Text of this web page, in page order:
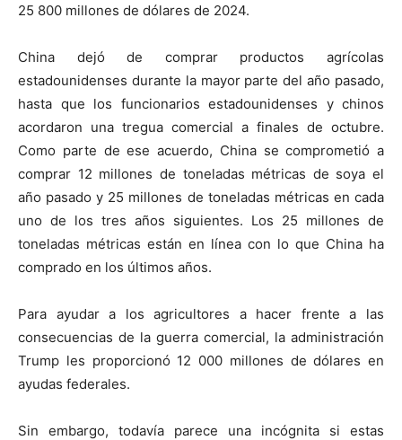
25 800 millones de dólares de 2024.
China dejó de comprar productos agrícolas
estadounidenses durante la mayor parte del año pasado,
hasta que los funcionarios estadounidenses y chinos
acordaron una tregua comercial a finales de octubre.
Como parte de ese acuerdo, China se comprometió a
comprar 12 millones de toneladas métricas de soya el
año pasado y 25 millones de toneladas métricas en cada
uno de los tres años siguientes. Los 25 millones de
toneladas métricas están en línea con lo que China ha
comprado en los últimos años.
Para ayudar a los agricultores a hacer frente a las
consecuencias de la guerra comercial, la administración
Trump les proporcionó 12 000 millones de dólares en
ayudas federales.
Sin embargo, todavía parece una incógnita si estas